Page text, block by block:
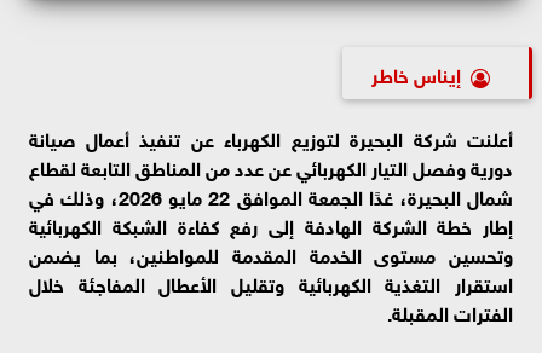
إيناس خاطر
أعلنت شركة البحيرة لتوزيع الكهرباء عن تنفيذ أعمال صيانة
دورية وفصل التيار الكهربائي عن عدد من المناطق التابعة لقطاع
شمال البحيرة، غدًا الجمعة الموافق 22 مايو 2026، وذلك في
إطار خطة الشركة الهادفة إلى رفع كفاءة الشبكة الكهربائية
وتحسين مستوى الخدمة المقدمة للمواطنين، بما يضمن
استقرار التغذية الكهربائية وتقليل الأعطال المفاجئة خلال
الفترات المقبلة.